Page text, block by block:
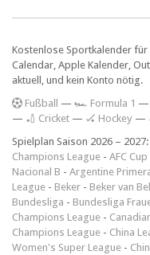
Kostenlose Sportkalender
Calendar, Apple Kalender,
aktuell, und kein Konto nötig.
Fußball — 🏎️ Formula 1 —
— 🏏 Cricket — 🏑 Hockey —
Spielplan Saison 2026 – 2027:
Champions League - AFC Cup
Nacional B - Argentine
League - Beker - Beker van
Bundesliga - Bundesliga
Champions League -
Champions League - China
Women's Super League -